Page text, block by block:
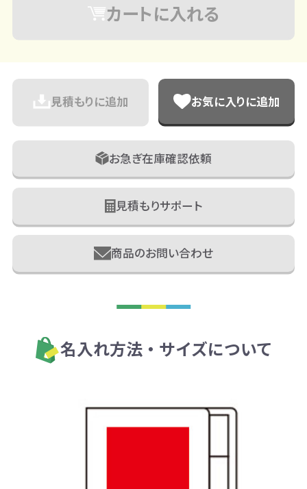
カートに入れる
見積もりに追加 お気に入りに追加
お急ぎ在庫確認依頼
見積もりサポート
商品のお問い合わせ
名入れ方法・サイズについて